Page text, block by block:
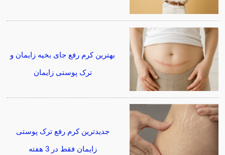
بهترین کرم رفع جای بخیه زایمان و
ترک پوستی زایمان
جدیدترین کرم رفع ترک پوستی
زایمان فقط در 3 هفته